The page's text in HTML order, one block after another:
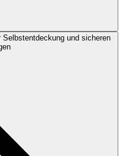
und sicheren